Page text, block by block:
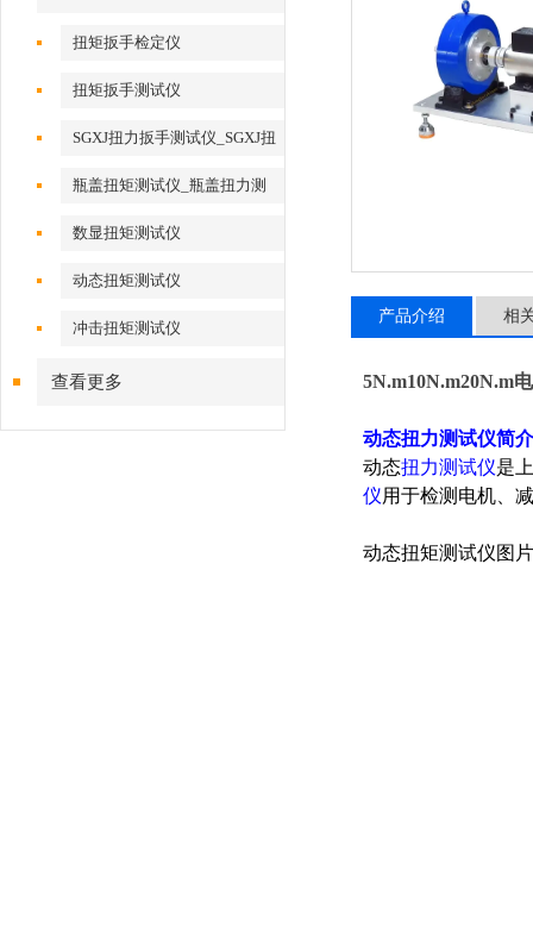
扭矩扳手检定仪
扭矩扳手测试仪
SGXJ扭力扳手测试仪_SGXJ扭
力扳手校准仪
瓶盖扭矩测试仪_瓶盖扭力测
试仪
数显扭矩测试仪
动态扭矩测试仪
冲击扭矩测试仪
查看更多
产品介绍 相
5N.m10N.m20N.m
动态扭力测试仪简介
动态扭力测试仪是
仪用于检测电机、
动态扭矩测试仪图